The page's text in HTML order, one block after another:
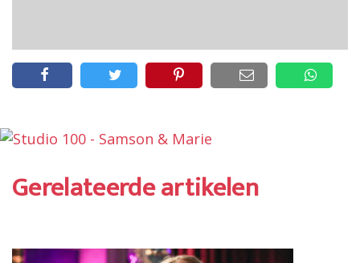
Gerelateerde artikelen